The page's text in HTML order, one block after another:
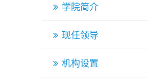
学院简介
现任领导
机构设置